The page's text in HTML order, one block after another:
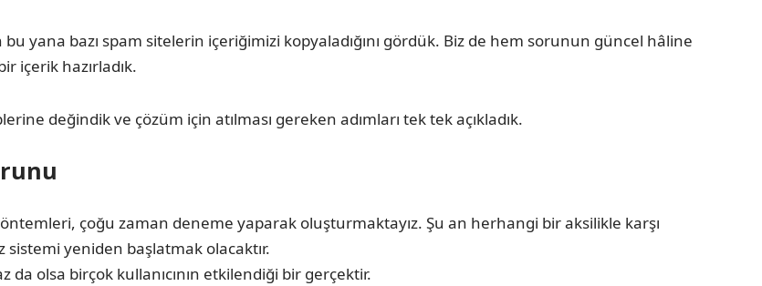
yana bazı spam sitelerin içeriğimizi kopyaladığını gördük. Biz de hem sorunun güncel hâline
içerik hazırladık.
değindik ve çözüm için atılması gereken adımları tek tek açıkladık.
çoğu zaman deneme yaparak oluşturmaktayız. Şu an herhangi bir aksilikle karşı
sistemi yeniden başlatmak olacaktır.
olsa birçok kullanıcının etkilendiği bir gerçektir.